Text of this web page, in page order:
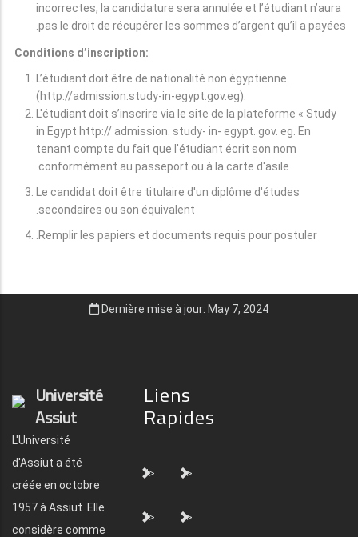
incorrectes, la candidature sera annulée et l’étudiant n’aura
pas le droit de récupérer les sommes d’argent qu’il a payées.
Conditions d’inscription:
L’étudiant doit être de nationalité non égyptienne.
(http://admission.study-in-egypt.gov.eg).
L'étudiant doit s’inscrire via le site de la plateforme « Study
in Egypt http:// admission. study- in- egypt. gov. eg. En
tenant compte du fait que l'étudiant écrit son nom
conformément au passeport ou à la carte d'asile.
Le candidat doit être titulaire d'un diplôme d'études
secondaires ou son équivalent.
Remplir les papiers et documents requis pour postuler.
Dernière mise à jour: May 7, 2024
Université
Assiut
L'Université
d'Assiut a été
créée en octobre
1957 à Assiut. Elle
considère comme
Liens
Rapides
"> ">
"> ">